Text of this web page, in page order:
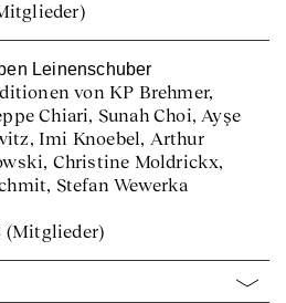
Leinenschuber
von KP Brehmer,
Chiari, Sunah Choi, Ayşe
Imi Knoebel, Arthur
Christine Moldrickx,
Stefan Wewerka
(Mitglieder)